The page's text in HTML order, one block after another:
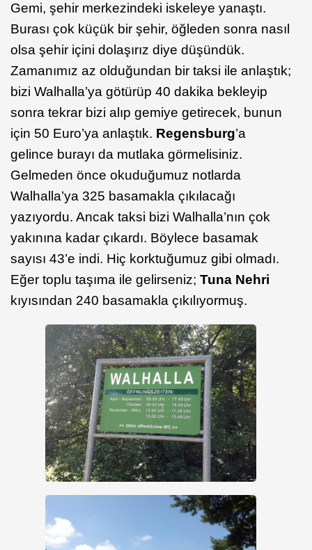
Gemi, şehir merkezindeki iskeleye yanaştı.
Burası çok küçük bir şehir, öğleden sonra nasıl
olsa şehir içini dolaşırız diye düşündük.
Zamanımız az olduğundan bir taksi ile anlaştık;
bizi Walhalla’ya götürüp 40 dakika bekleyip
sonra tekrar bizi alıp gemiye getirecek, bunun
için 50 Euro’ya anlaştık. Regensburg’a
gelince burayı da mutlaka görmelisiniz.
Gelmeden önce okuduğumuz notlarda
Walhalla’ya 325 basamakla çıkılacağı
yazıyordu. Ancak taksi bizi Walhalla’nın çok
yakınına kadar çıkardı. Böylece basamak
sayısı 43’e indi. Hiç korktuğumuz gibi olmadı.
Eğer toplu taşıma ile gelirseniz; Tuna Nehri
kıyısından 240 basamakla çıkılıyormuş.